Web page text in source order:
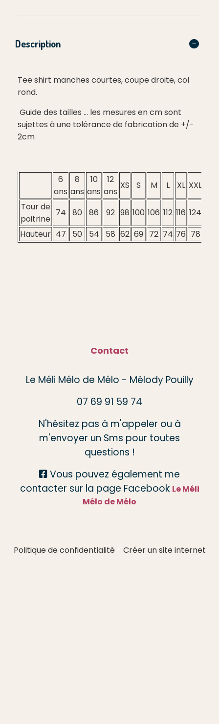
Description
Tee shirt manches courtes, coupe droite, col
rond.
Guide des tailles ... les mesures en cm sont
sujettes à une tolérance de fabrication de +/-
2cm
6
ans
8
ans
10
ans
12
ans
XS S M L XL XXL
Tour de
poitrine
74 80 86 92 98 100 106 112 116 124
Hauteur 47 50 54 58 62 69 72 74 76 78
Contact
Le Méli Mélo de Mélo - Mélody Pouilly
07 69 91 59 74
N'hésitez pas à m'appeler ou à
m'envoyer un Sms pour toutes
questions !
 Vous pouvez également me
contacter sur la page Facebook Le Méli
Mélo de Mélo
Politique de confidentialité Créer un site internet